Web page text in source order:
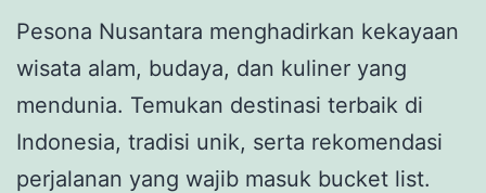
Pesona Nusantara menghadirkan kekayaan
wisata alam, budaya, dan kuliner yang
mendunia. Temukan destinasi terbaik di
Indonesia, tradisi unik, serta rekomendasi
perjalanan yang wajib masuk bucket list.